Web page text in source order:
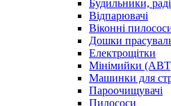
Будильники,
Відпарювачі
Віконні
Дошки
Електрощітки
Мінімийки
Машинки для
Пароочищувачі
Пилососи